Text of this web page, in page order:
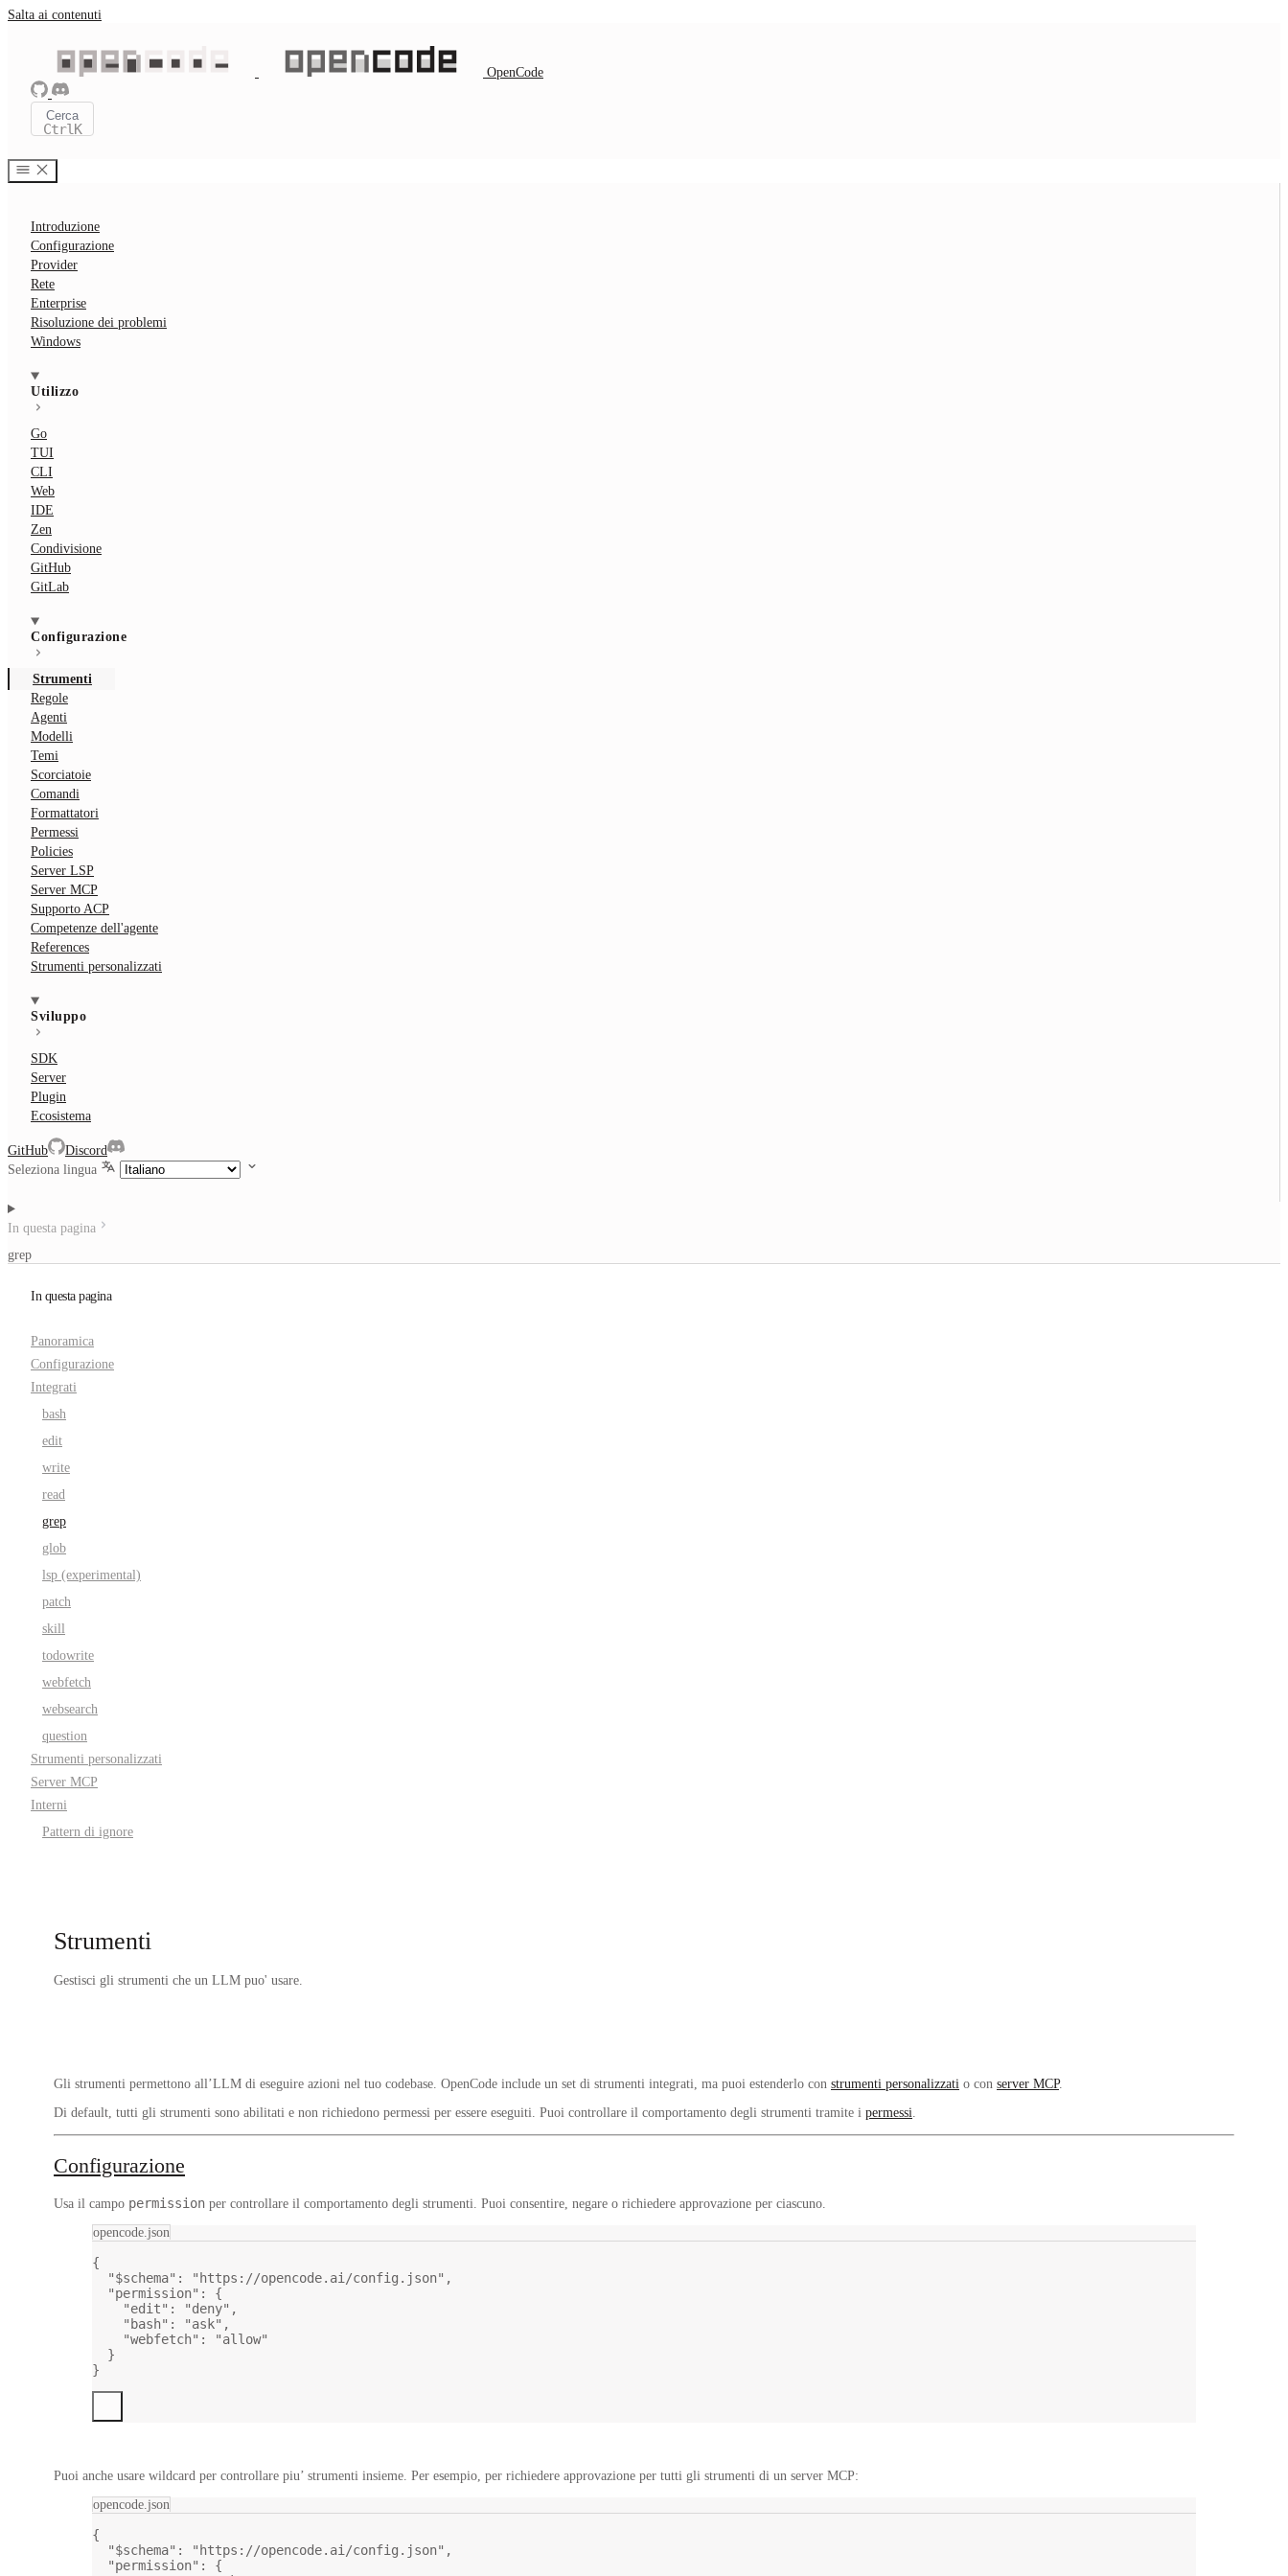
Salta ai contenuti
OpenCode
Cerca
CtrlK
Introduzione
Configurazione
Provider
Rete
Enterprise
Risoluzione dei problemi
Windows
Utilizzo
Go
TUI
CLI
Web
IDE
Zen
Condivisione
GitHub
GitLab
Configurazione
Strumenti
Regole
Agenti
Modelli
Temi
Scorciatoie
Comandi
Formattatori
Permessi
Policies
Server LSP
Server MCP
Supporto ACP
Competenze dell'agente
References
Strumenti personalizzati
Sviluppo
SDK
Server
Plugin
Ecosistema
GitHub
Discord
Seleziona lingua
In questa pagina
grep
In questa pagina
Panoramica
Configurazione
Integrati
bash
edit
write
read
grep
glob
lsp (experimental)
patch
skill
todowrite
webfetch
websearch
question
Strumenti personalizzati
Server MCP
Interni
Pattern di ignore
Strumenti
Gestisci gli strumenti che un LLM puo' usare.
Gli strumenti permettono all’LLM di eseguire azioni nel tuo codebase. OpenCode include un set di strumenti integrati, ma puoi estenderlo con strumenti personalizzati o con server MCP.
Di default, tutti gli strumenti sono abilitati e non richiedono permessi per essere eseguiti. Puoi controllare il comportamento degli strumenti tramite i permessi
Configurazione
Usa il campo permission per controllare il comportamento degli strumenti. Puoi consentire, negare o richiedere approvazione per ciascuno.
opencode.json
{
"$schema" : "https://opencode.ai/config.json" ,
"permission" : {
"edit" : "deny" ,
"bash" : "ask" ,
"webfetch" :
"allow"
}
}
Puoi anche usare wildcard per controllare piu’ strumenti insieme. Per esempio, per richiedere approvazione per tutti gli strumenti di un server MCP:
opencode.json
{
"$schema" : "https://opencode.ai/config.json" ,
"permission" : {